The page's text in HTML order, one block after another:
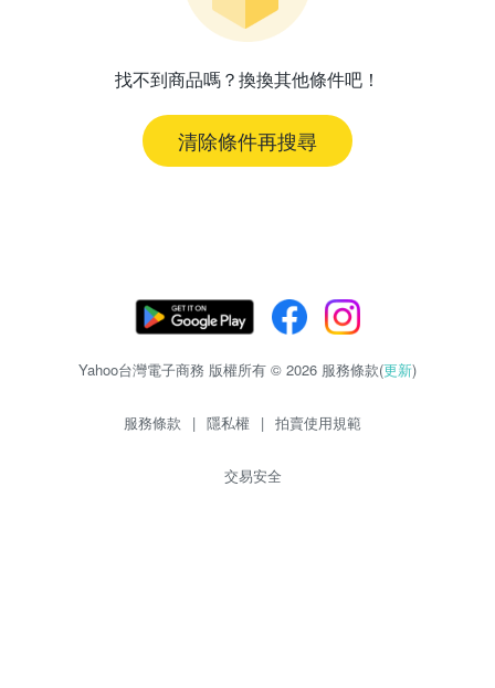
找不到商品嗎？換換其他條件吧！
清除條件再搜尋
Yahoo台灣電子商務 版權所有 © 2026 服務條款(更新)
服務條款 | 隱私權 | 拍賣使用規範
交易安全